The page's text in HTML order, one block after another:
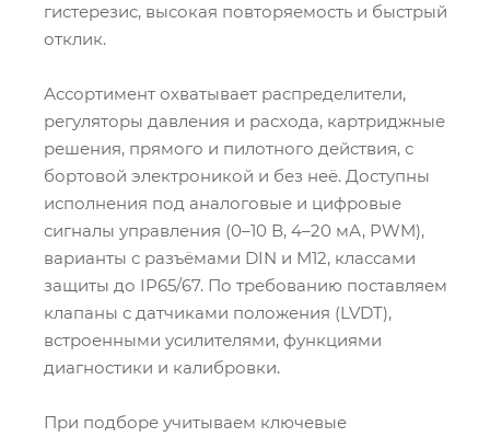
гистерезис, высокая повторяемость и быстрый
отклик.
Ассортимент охватывает распределители,
регуляторы давления и расхода, картриджные
решения, прямого и пилотного действия, с
бортовой электроникой и без неё. Доступны
исполнения под аналоговые и цифровые
сигналы управления (0–10 В, 4–20 мА, PWM),
варианты с разъёмами DIN и M12, классами
защиты до IP65/67. По требованию поставляем
клапаны с датчиками положения (LVDT),
встроенными усилителями, функциями
диагностики и калибровки.
При подборе учитываем ключевые